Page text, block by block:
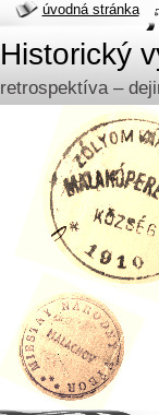
Historický
retrospektíva –
úvodná stránka